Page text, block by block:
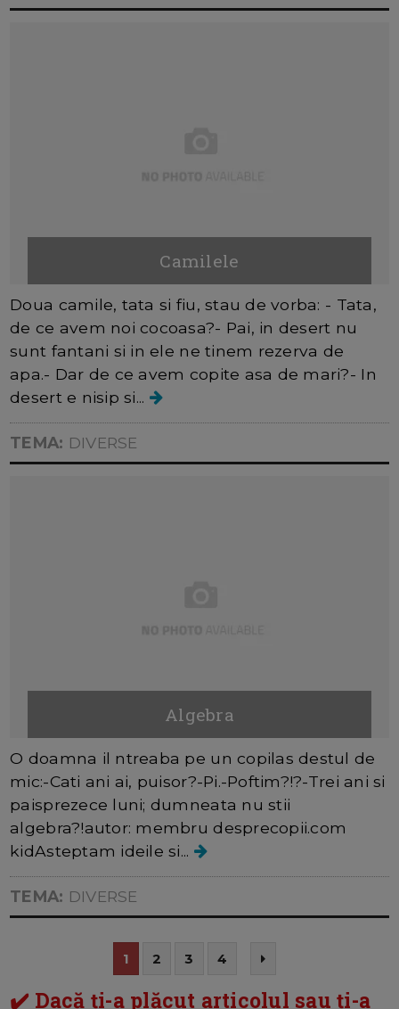
Camilele
Doua camile, tata si fiu, stau de vorba: - Tata,
de ce avem noi cocoasa?- Pai, in desert nu
sunt fantani si in ele ne tinem rezerva de
apa.- Dar de ce avem copite asa de mari?- In
desert e nisip si...
TEMA: DIVERSE
Algebra
O doamna il ntreaba pe un copilas destul de
mic:-Cati ani ai, puisor?-Pi.-Poftim?!?-Trei ani si
paisprezece luni; dumneata nu stii
algebra?!autor: membru desprecopii.com
kidAsteptam ideile si...
TEMA: DIVERSE
1 2 3 4
✔️ Dacă ți-a plăcut articolul sau ți-a